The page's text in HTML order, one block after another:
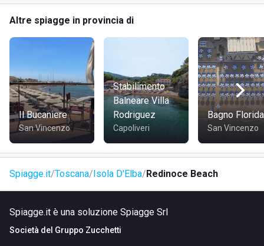
Altre spiagge in provincia di
Il Bucaniere
San Vincenzo
Stabilimento
Balneare Villa
Rodriguez
Capoliveri
Bagno Florida
San Vincenzo
Spiagge.it Toscana Isola D'Elba Redinoce Beach
Spiagge.it è una soluzione Spiagge Srl
Società del Gruppo Zucchetti